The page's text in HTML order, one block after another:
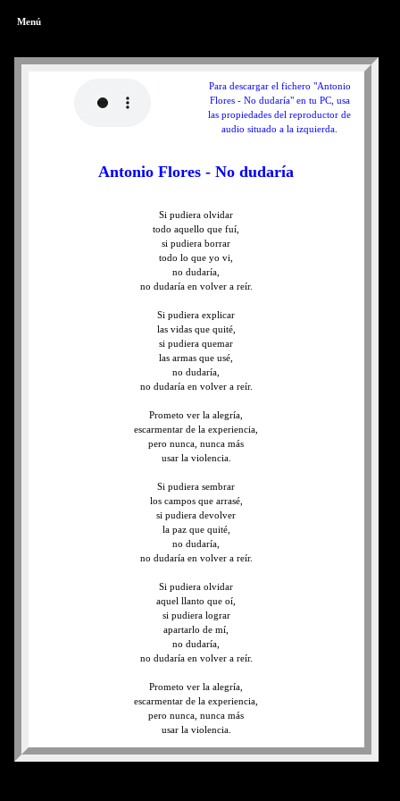
Menú
Para descargar el fichero "Antonio
Flores - No dudaría" en tu PC, usa
las propiedades del reproductor de
audio situado a la izquierda.
Antonio Flores - No dudaría
Si pudiera olvidar
todo aquello que fuí,
si pudiera borrar
todo lo que yo vi,
no dudaría,
no dudaría en volver a reír.
Si pudiera explicar
las vidas que quité,
si pudiera quemar
las armas que usé,
no dudaría,
no dudaría en volver a reír.
Prometo ver la alegría,
escarmentar de la experiencia,
pero nunca, nunca más
usar la violencia.
Si pudiera sembrar
los campos que arrasé,
si pudiera devolver
la paz que quité,
no dudaría,
no dudaría en volver a reír.
Si pudiera olvidar
aquel llanto que oí,
si pudiera lograr
apartarlo de mí,
no dudaría,
no dudaría en volver a reír.
Prometo ver la alegría,
escarmentar de la experiencia,
pero nunca, nunca más
usar la violencia.